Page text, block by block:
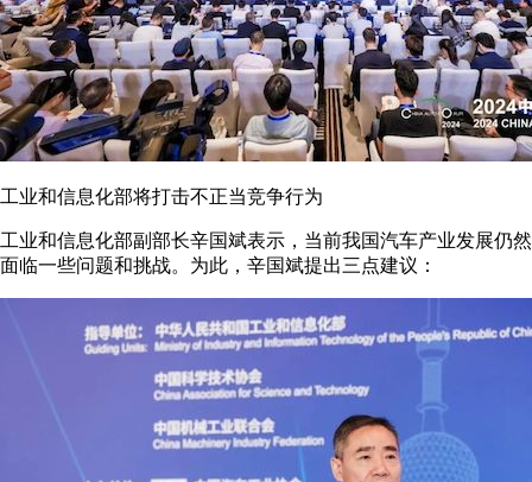
工业和信息化部将打击不正当竞争行为
工业和信息化部副部长辛国斌表示，当前我国汽车产业发展仍然
面临一些问题和挑战。为此，辛国斌提出三点建议：